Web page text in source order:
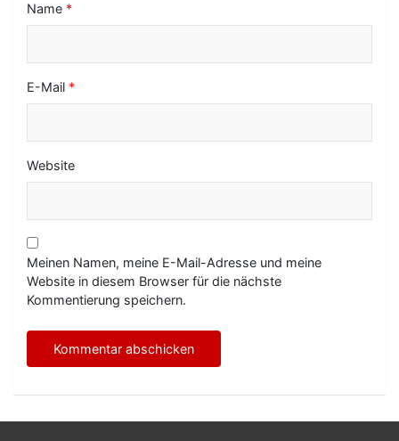
Name *
E-Mail *
Website
Meinen Namen, meine E-Mail-Adresse und meine
Website in diesem Browser für die nächste
Kommentierung speichern.